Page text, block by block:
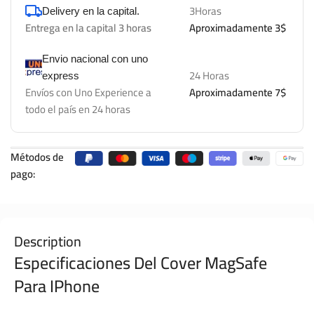
Delivery en la capital.
Entrega en la capital 3 horas
3Horas
Aproximadamente 3$
Envio nacional con uno
express
Envíos con Uno Experience a
todo el país en 24 horas
24 Horas
Aproximadamente 7$
Métodos de
pago:
Description
Especificaciones Del Cover MagSafe
Para IPhone